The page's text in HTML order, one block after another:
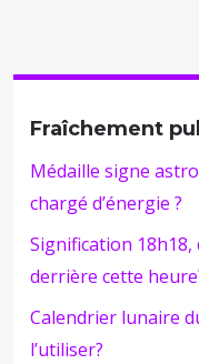
Fraîchement
Médaille signe
chargé d’énergie ?
Signification 18h18,
derrière cette
Calendrier lunaire
l’utiliser?